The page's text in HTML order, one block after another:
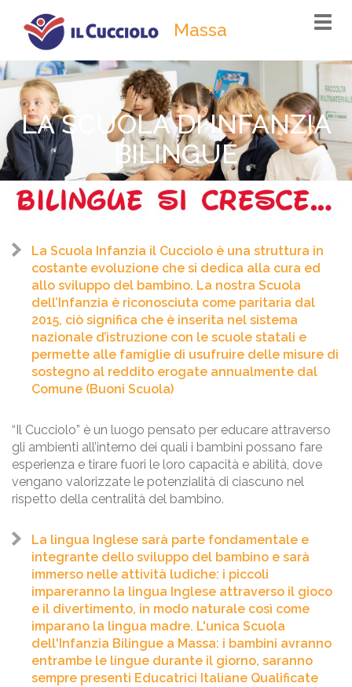
Massa
LA SCUOLA DI INFANZIA
BILINGUE
La Scuola Infanzia il Cucciolo è una struttura in
costante evoluzione che si dedica alla cura ed
allo sviluppo del bambino. La nostra Scuola
dell’Infanzia è riconosciuta come paritaria dal
2015, ciò significa che è inserita nel sistema
nazionale d’istruzione con le scuole statali e
permette alle famiglie di usufruire delle misure di
sostegno al reddito erogate annualmente dal
Comune (Buoni Scuola)
“Il Cucciolo” è un luogo pensato per educare attraverso
gli ambienti all’interno dei quali i bambini possano fare
esperienza e tirare fuori le loro capacità e abilità, dove
vengano valorizzate le potenzialità di ciascuno nel
rispetto della centralità del bambino.
La lingua Inglese sarà parte fondamentale e
integrante dello sviluppo del bambino e sarà
immerso nelle attività ludiche: i piccoli
impareranno la lingua Inglese attraverso il gioco
e il divertimento, in modo naturale così come
imparano la lingua madre. L'unica Scuola
dell'Infanzia Bilingue a Massa: i bambini avranno
entrambe le lingue durante il giorno, saranno
sempre presenti Educatrici Italiane Qualificate